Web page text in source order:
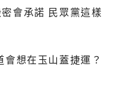
會承諾 民眾黨這樣
想在玉山蓋捷運？